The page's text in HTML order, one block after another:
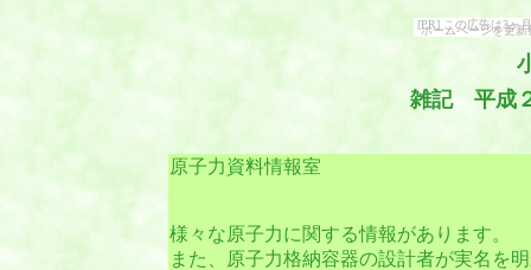
[PR] この広告は3ヶ
ホームページを更
雑記 平成
原子力資料情報室
様々な原子力に関する情報があります。
また、原子力格納容器の設計者が実名を